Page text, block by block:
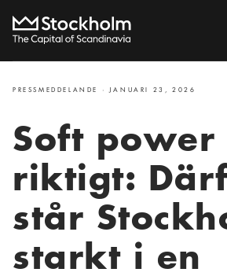
Stäng
PRESSMEDDELANDE · JANUARI 23, 2026
Soft power
riktigt:
står
starkt i en